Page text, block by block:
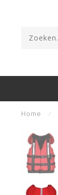
Home /